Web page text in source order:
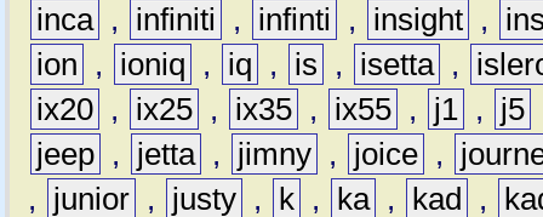
inca , infiniti , infinti , insight ,
ion
, ioniq , iq , is , isetta ,
ix20 , ix25 , ix35 , ix55 , j1 , j5
jeep , jetta , jimny , joice ,
,
junior , justy , k , ka , kad ,